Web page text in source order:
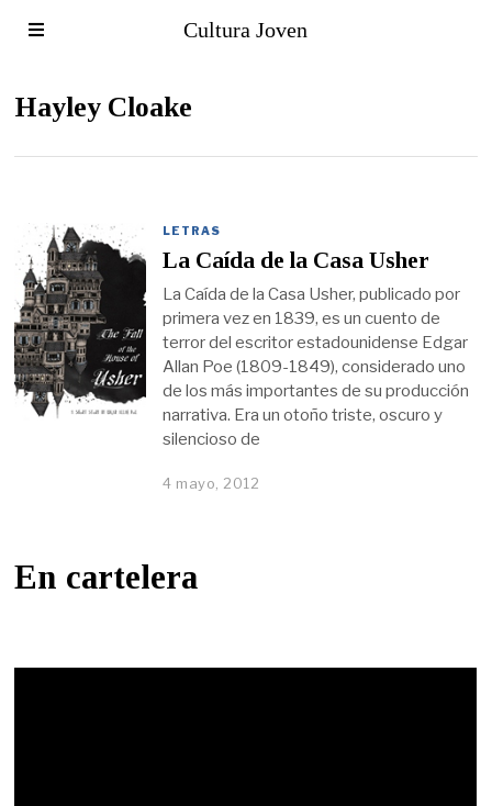
Cultura Joven
Hayley Cloake
LETRAS
La Caída de la Casa Usher
La Caída de la Casa Usher, publicado por
primera vez en 1839, es un cuento de
terror del escritor estadounidense Edgar
Allan Poe (1809-1849), considerado uno
de los más importantes de su producción
narrativa. Era un otoño triste, oscuro y
silencioso de
4 mayo, 2012
En cartelera